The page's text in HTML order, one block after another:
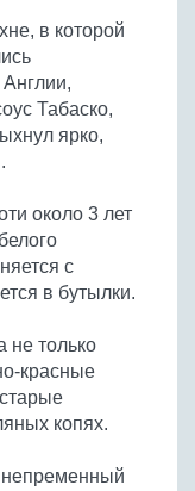
в которой
Табаско,
ярко,
около 3 лет
с
в бутылки.
не только
красные
копях.
непременный